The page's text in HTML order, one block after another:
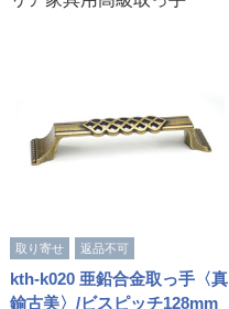
取り寄せ 返品不可
kth-k020 亜鉛合金取っ手〈真
鍮古美〉/ビスピッチ128mm